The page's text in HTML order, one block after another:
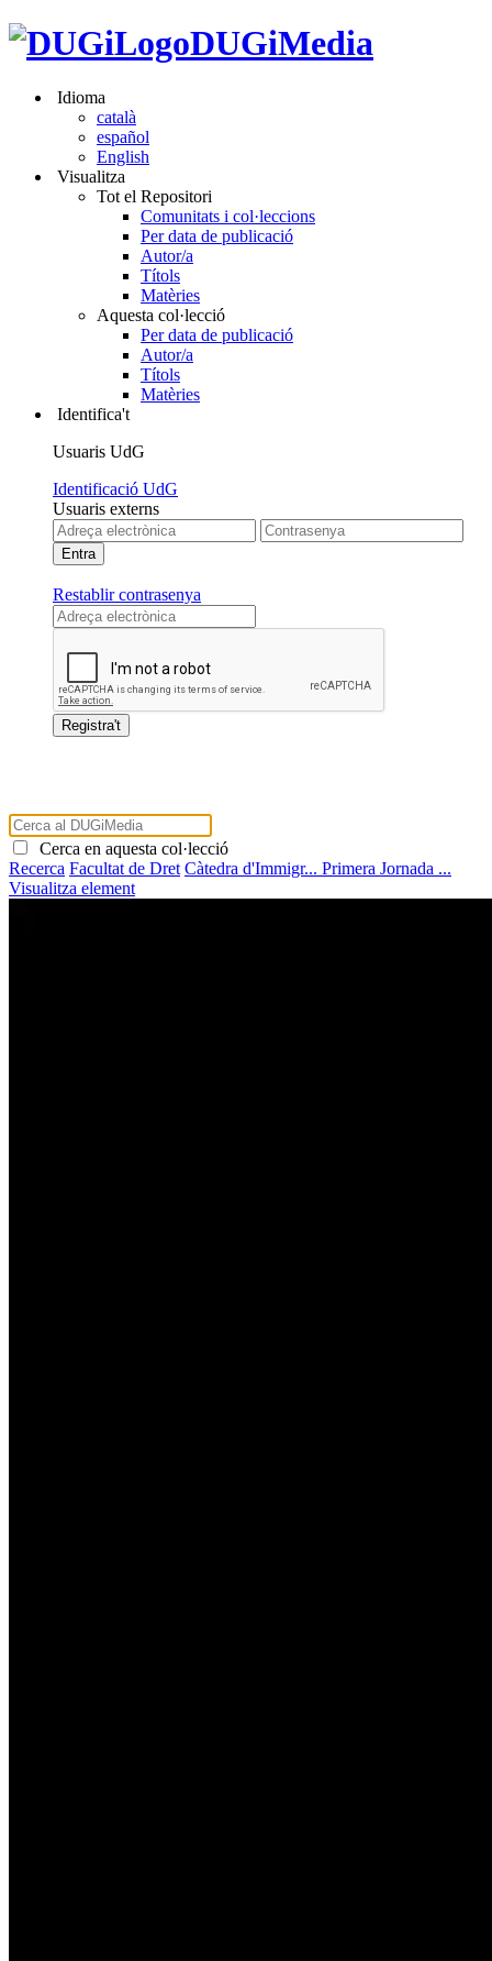
DUGiMedia
Idioma
català
español
English
Visualitza
Tot el Repositori
Comunitats i col·leccions
Per data de publicació
Autor/a
Títols
Matèries
Aquesta col·lecció
Per data de publicació
Autor/a
Títols
Matèries
Identifica't
Usuaris UdG
Identificació UdG
Usuaris externs
Restablir contrasenya
Cerca en aquesta col·lecció
Recerca Facultat de Dret Càtedra d'Immigr... Primera Jornada ...
Visualitza element